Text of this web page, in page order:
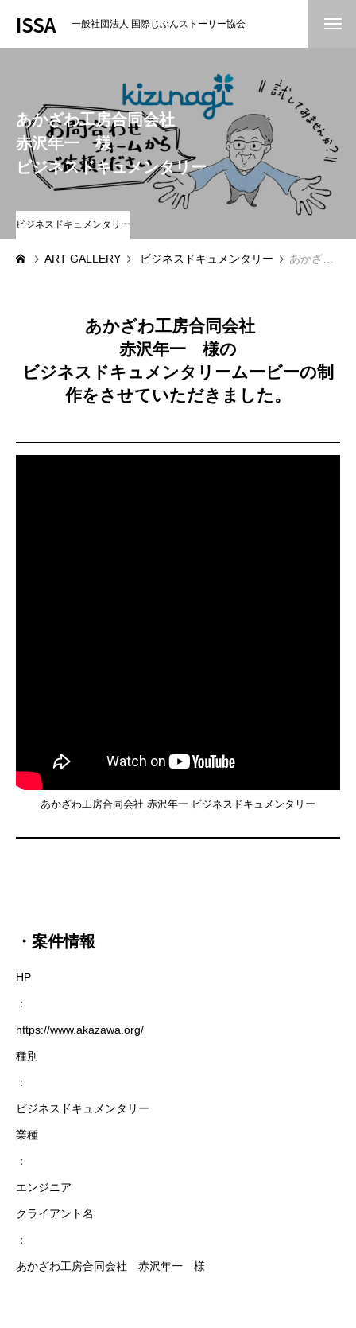
ISSA 一般社団法人 国際じぶんストーリー協会
お絵かきムービーについて
製作者の紹介
導入実例紹介
協会概要
ART Gallery
お問い合わせ
特商法による表記 プライバシーポリシーについて
あかざわ工房合同会社
赤沢年一 様
ビジネスドキュメンタリー
ビジネスドキュメンタリー
ART GALLERY ビジネスドキュメンタリー あかざわ工房合同会社 赤沢年一 様ビジネスドキュメンタリー
あかざわ工房合同会社
赤沢年一 様の
ビジネスドキュメンタリームービーの制
作をさせていただきました。
あかざわ工房合同会社 赤沢年一 ビジネスドキュメンタリー
・案件情報
HP
：
https://www.akazawa.org/
種別
：
ビジネスドキュメンタリー
業種
：
エンジニア
クライアント名
：
あかざわ工房合同会社 赤沢年一 様